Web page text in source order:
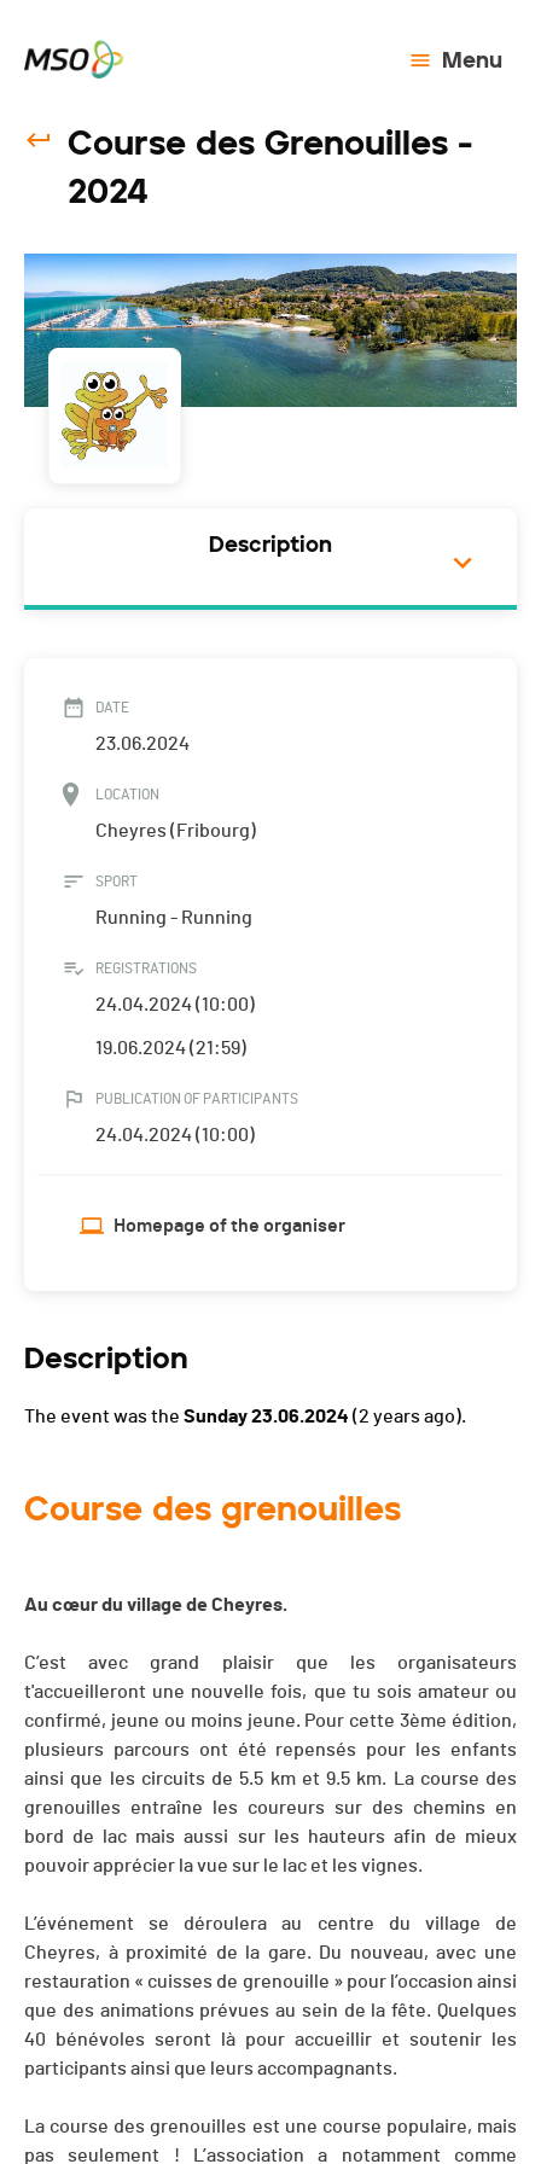
Menu
Course des Grenouilles -
2024
Description
DATE
23.06.2024
LOCATION
Cheyres (Fribourg)
SPORT
Running - Running
REGISTRATIONS
24.04.2024 (10:00)
19.06.2024 (21:59)
PUBLICATION OF PARTICIPANTS
24.04.2024 (10:00)
Homepage of the organiser
Description
The event was the Sunday 23.06.2024 (2 years ago).
Course des grenouilles
Au cœur du village de Cheyres.
C’est avec grand plaisir que les organisateurs
t'accueilleront une nouvelle fois, que tu sois amateur ou
confirmé, jeune ou moins jeune. Pour cette 3ème édition,
plusieurs parcours ont été repensés pour les enfants
ainsi que les circuits de 5.5 km et 9.5 km. La course des
grenouilles entraîne les coureurs sur des chemins en
bord de lac mais aussi sur les hauteurs afin de mieux
pouvoir apprécier la vue sur le lac et les vignes.
L’événement se déroulera au centre du village de
Cheyres, à proximité de la gare. Du nouveau, avec une
restauration « cuisses de grenouille » pour l’occasion ainsi
que des animations prévues au sein de la fête. Quelques
40 bénévoles seront là pour accueillir et soutenir les
participants ainsi que leurs accompagnants.
La course des grenouilles est une course populaire, mais
pas seulement ! L’association a notamment comme